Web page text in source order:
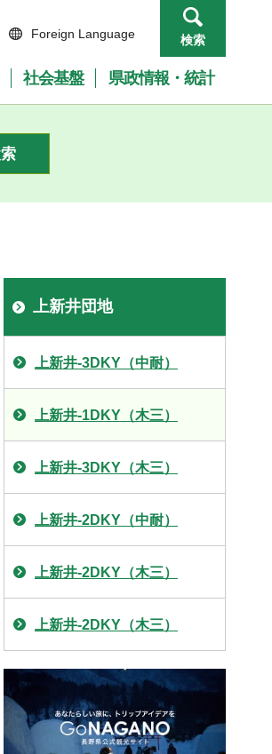
Foreign Language 検索
社会基盤 県政情報・統計
上新井団地
上新井-3DKY（中耐）
上新井-1DKY（木三）
上新井-3DKY（木三）
上新井-2DKY（中耐）
上新井-2DKY（木三）
上新井-2DKY（木三）